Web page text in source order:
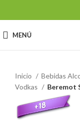
MENÚ
Inicio Bebidas
Vodkas
Beremot